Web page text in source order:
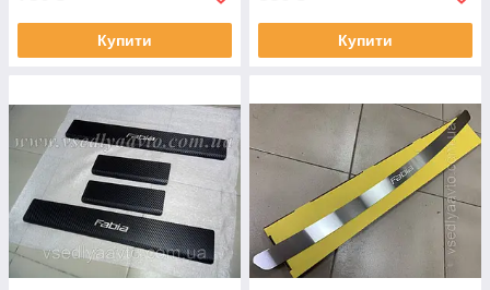
Купити Купити